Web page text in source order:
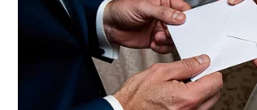
Revista Artesanato
25/05/2013
Recomendados para você